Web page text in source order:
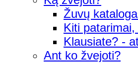
Žuvų
Kiti
Klausiate? -
Ant ko žvejoti?